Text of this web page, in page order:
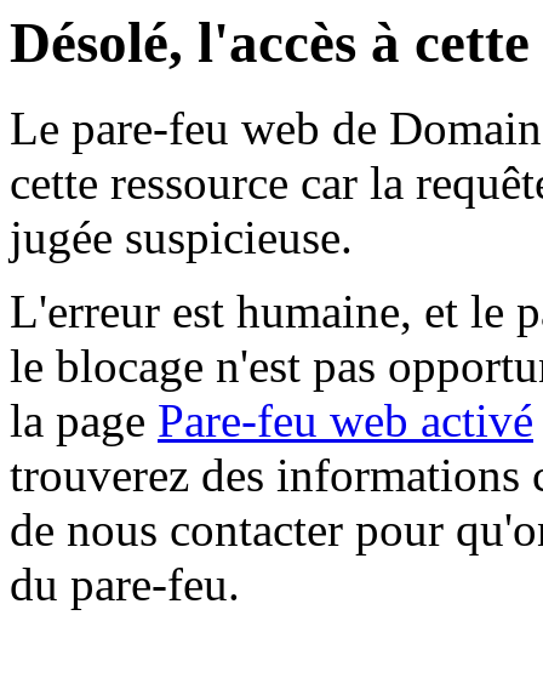
Désolé, l'accès à
Le pare-feu web de
cette ressource car la
jugée suspicieuse.
L'erreur est humaine, et le
le blocage n'est pas
la page Pare-feu web activé
trouverez des informations
de nous contacter pour
du pare-feu.